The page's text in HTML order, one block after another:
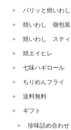
パリッと焼いわし
焼いわし 個包装
焼いわし スティ
焼エイヒレ
七味ハギロール
ちりめんフライ
送料無料
ギフト
珍味詰め合わせ